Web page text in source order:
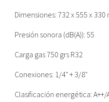
Dimensiones: 732 x 555 x 330
Presión sonora (dB(A)): 55
Carga gas 750 grs R32
Conexiones: 1/4" + 3/8"
Clasificación energética: A++/